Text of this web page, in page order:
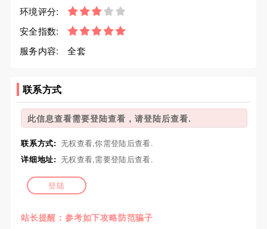
环境评分:
安全指数:
服务内容:
全套
联系方式
此信息查看需要登陆查看，请登陆后查看.
联系方式: 无权查看,你需登陆后查看.
详细地址: 无权查看,需要登陆后查看.
登陆
站长提醒：参考如下攻略防范骗子